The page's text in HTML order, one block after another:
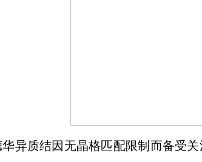
异质结因无晶格匹配限制而备受